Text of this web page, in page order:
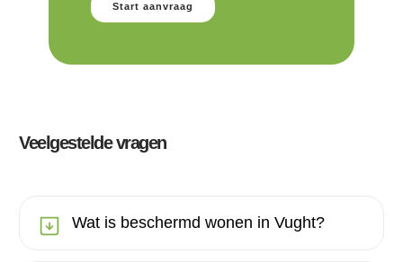
Start aanvraag
Veelgestelde vragen
Wat is beschermd wonen in Vught?